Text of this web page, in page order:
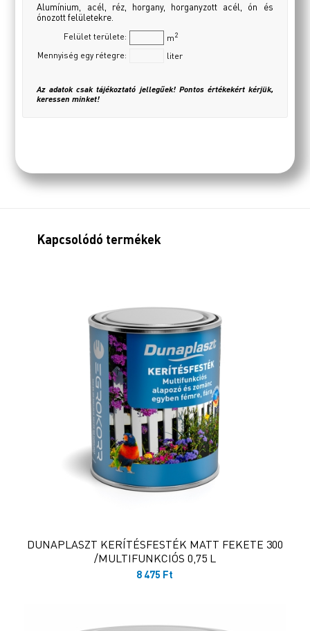
Alumínium, acél, réz, horgany, horganyzott acél, ón és
ónozott felületekre.
Felület területe: m2
Mennyiség egy rétegre: liter
Az adatok csak tájékoztató jellegűek! Pontos értékekért kérjük,
keressen minket!
Kapcsolódó termékek
DUNAPLASZT KERÍTÉSFESTÉK MATT FEKETE 300
/MULTIFUNKCIÓS 0,75 L
8 475 Ft